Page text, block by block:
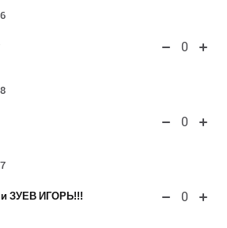
0
0
ЗУЕВ ИГОРЬ!!! 0